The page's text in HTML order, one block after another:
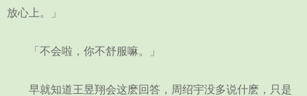
放心上。」
「不会啦，你不舒服嘛。」
早就知道王昱翔会这麽回答，周绍宇没多说什麽，只是